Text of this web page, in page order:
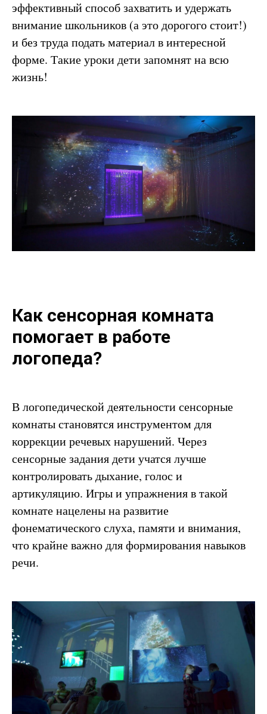
эффективный способ захватить и удержать
внимание школьников (а это дорогого стоит!)
и без труда подать материал в интересной
форме. Такие уроки дети запомнят на всю
жизнь!
Как сенсорная комната
помогает в работе
логопеда?
В логопедической деятельности сенсорные
комнаты становятся инструментом для
коррекции речевых нарушений. Через
сенсорные задания дети учатся лучше
контролировать дыхание, голос и
артикуляцию. Игры и упражнения в такой
комнате нацелены на развитие
фонематического слуха, памяти и внимания,
что крайне важно для формирования навыков
речи.